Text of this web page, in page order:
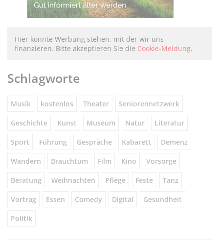
Hier könnte Werbung stehen, mit der wir uns
finanzieren. Bitte akzeptieren Sie die Cookie-Meldung.
Schlagworte
Musik kostenlos Theater Seniorennetzwerk
Geschichte Kunst Museum Natur Literatur
Sport Führung Gespräche Kabarett Demenz
Wandern Brauchtum Film Kino Vorsorge
Beratung Weihnachten Pflege Feste Tanz
Vortrag Essen Comedy Digital Gesundheit
Politik